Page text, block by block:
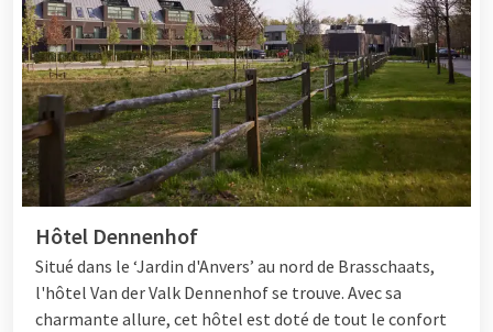
Hôtel Dennenhof
Situé dans le ‘Jardin d'Anvers’ au nord de Brasschaats,
l'hôtel Van der Valk Dennenhof se trouve. Avec sa
charmante allure, cet hôtel est doté de tout le confort